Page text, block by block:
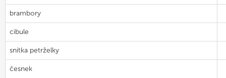
brambory
cibule
snítka petrželky
česnek